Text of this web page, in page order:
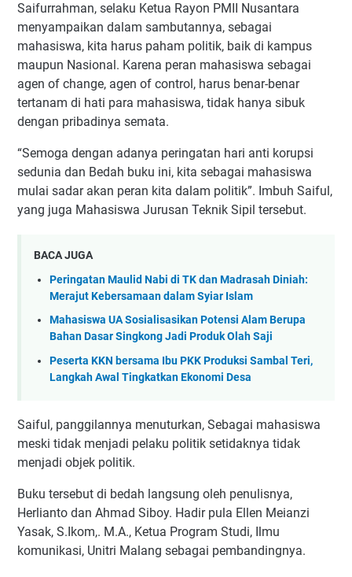
Saifurrahman, selaku Ketua Rayon PMII Nusantara
menyampaikan dalam sambutannya, sebagai
mahasiswa, kita harus paham politik, baik di kampus
maupun Nasional. Karena peran mahasiswa sebagai
agen of change, agen of control, harus benar-benar
tertanam di hati para mahasiswa, tidak hanya sibuk
dengan pribadinya semata.
“Semoga dengan adanya peringatan hari anti korupsi
sedunia dan Bedah buku ini, kita sebagai mahasiswa
mulai sadar akan peran kita dalam politik”. Imbuh Saiful,
yang juga Mahasiswa Jurusan Teknik Sipil tersebut.
BACA JUGA
Peringatan Maulid Nabi di TK dan Madrasah Diniah:
Merajut Kebersamaan dalam Syiar Islam
Mahasiswa UA Sosialisasikan Potensi Alam Berupa
Bahan Dasar Singkong Jadi Produk Olah Saji
Peserta KKN bersama Ibu PKK Produksi Sambal Teri,
Langkah Awal Tingkatkan Ekonomi Desa
Saiful, panggilannya menuturkan, Sebagai mahasiswa
meski tidak menjadi pelaku politik setidaknya tidak
menjadi objek politik.
Buku tersebut di bedah langsung oleh penulisnya,
Herlianto dan Ahmad Siboy. Hadir pula Ellen Meianzi
Yasak, S.Ikom,. M.A., Ketua Program Studi, Ilmu
komunikasi, Unitri Malang sebagai pembandingnya.